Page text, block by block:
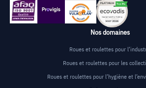
Nos domaines
Roues et roulettes pour
Roues et roulettes pour les
Roues et roulettes pour l’hygiène et